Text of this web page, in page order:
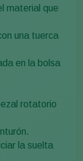
material que
una tuerca
en la bolsa
rotatorio
la suelta